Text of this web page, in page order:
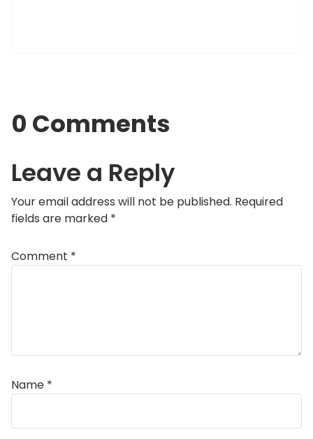
0 Comments
Leave a Reply
Your email address will not be published. Required
fields are marked *
Comment *
Name *